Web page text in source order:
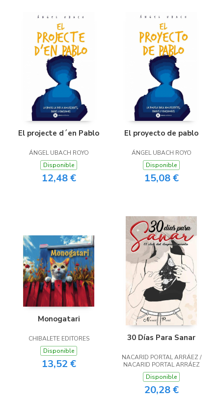
El projecte d´en Pablo
ÁNGEL UBACH ROYO
Disponible
12,48 €
El proyecto de pablo
ÁNGEL UBACH ROYO
Disponible
15,08 €
Monogatari
CHIBALETE EDITORES
Disponible
13,52 €
30 Días Para Sanar
NACARID PORTAL ARRÁEZ /
NACARID PORTAL ARRÁEZ
Disponible
20,28 €